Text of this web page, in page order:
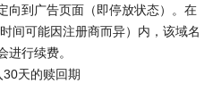
向到广告页面（即停放状态）。在
间可能因注册商而异）内，该域名
进行续费。
天的赎回期